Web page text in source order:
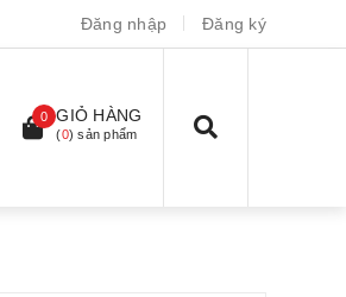
Đăng nhập Đăng ký
0 GIỎ HÀNG
(0) sản phẩm